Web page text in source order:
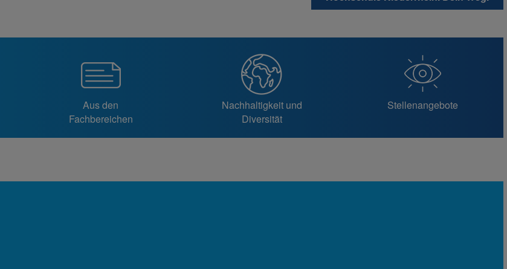
Aus den
Fachbereichen
Nachhaltigkeit und
Diversität
Stellenangebote